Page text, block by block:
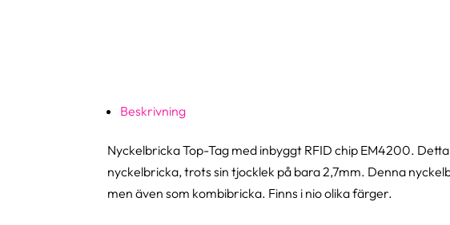
Beskrivning
Nyckelbricka Top-Tag med inbyggt RFID chip EM4200.
nyckelbricka, trots sin tjocklek på bara 2,7mm. Denna
men även som kombibricka. Finns i nio olika färger.